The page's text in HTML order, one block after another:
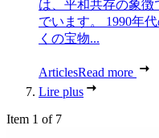
は、平和共存の象
でいます。 1990年
くの宝物...
ArticlesRead more
Lire plus
Item 1 of 7